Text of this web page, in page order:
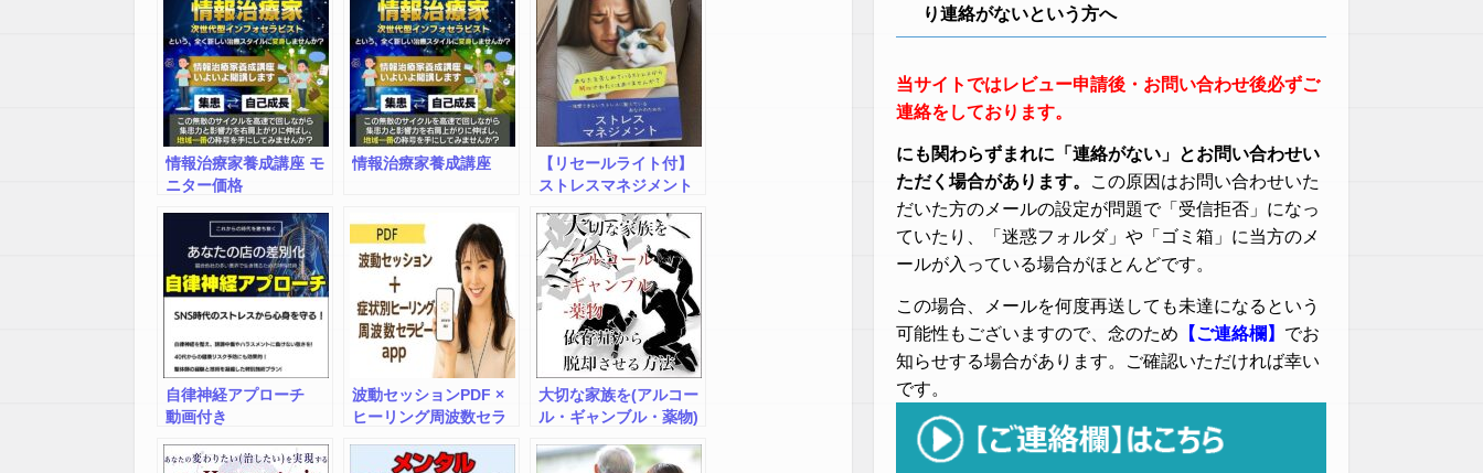
の依存症を治してあげ
たい方用
情報治療家養成講座 モ
ニター価格
情報治療家養成講座
【リセールライト付】
ストレスマネジメント
自律神経アプローチ
動画付き
波動セッションPDF ×
ヒーリング周波数セラ
大切な家族を(アルコー
ル・ギャンブル・薬物)
方法-自宅治療型特別動
り連絡がないという方へ
当サイトではレビュー申請後・お問い合わせ後必ずご
連絡をしております。
にも関わらずまれに「連絡がない」とお問い合わせい
ただく場合があります。
この原因はお問い合わせいた
だいた方のメールの設定が問題で「受信拒否」になっ
ていたり、「迷惑フォルダ」や「ゴミ箱」に当方のメ
ールが入っている場合がほとんどです。
この場合、メールを何度再送しても未達になるという
可能性もございますので、念のため 【ご連絡欄】 でお
知らせする場合があります。ご確認いただければ幸い
です。